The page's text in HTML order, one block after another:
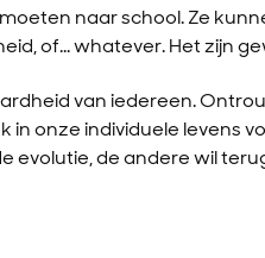
naar school. Ze
of… whatever. Het zijn
van iedereen.
in onze individuele levens
evolutie, de andere wil